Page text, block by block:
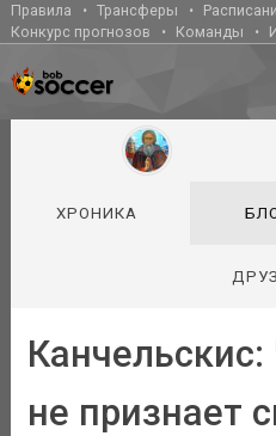
Правила Трансферы
Конкурс прогнозов
Команды
ХРОНИКА
не признает